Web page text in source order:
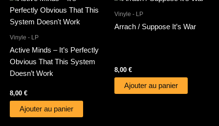
Vinyle - LP
Active Minds – It’s Perfectly
Obvious That This System
Doesn’t Work
8,00 €
Ajouter au panier
Vinyle - LP
Arrach / Suppose It’s War
8,00 €
Ajouter au panier